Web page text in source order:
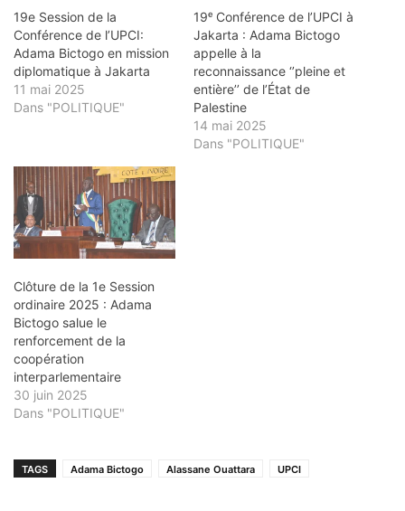
19e Session de la
Conférence de l’UPCI:
Adama Bictogo en mission
diplomatique à Jakarta
11 mai 2025
Dans "POLITIQUE"
19ᵉ Conférence de l’UPCI à
Jakarta : Adama Bictogo
appelle à la
reconnaissance ‘’pleine et
entière’’ de l’État de
Palestine
14 mai 2025
Dans "POLITIQUE"
Clôture de la 1e Session
ordinaire 2025 : Adama
Bictogo salue le
renforcement de la
coopération
interparlementaire
30 juin 2025
Dans "POLITIQUE"
TAGS Adama Bictogo Alassane Ouattara UPCI